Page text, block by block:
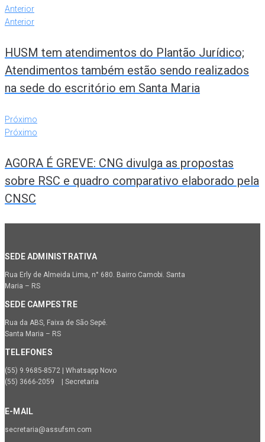
Anterior
Anterior
HUSM tem atendimentos do Plantão Jurídico;
Atendimentos também estão sendo realizados
na sede do escritório em Santa Maria
Próximo
Próximo
AGORA É GREVE: CNG divulga as propostas
sobre RSC e quadro comparativo elaborado pela
CNSC
SEDE ADMINISTRATIVA
Rua Erly de Almeida Lima, n° 680. Bairro Camobi. Santa
Maria – RS
SEDE CAMPESTRE
Rua da ABS, Faixa de São Sepé.
Santa Maria – RS
TELEFONES
(55) 9.9685-8572 | Whatsapp Novo
(55) 3666-2059 | Secretaria
E-MAIL
secretaria@assufsm.com